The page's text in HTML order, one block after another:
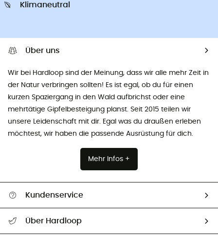
Klimaneutral
Über uns
Wir bei Hardloop sind der Meinung, dass wir alle mehr Zeit in
der Natur verbringen sollten! Es ist egal, ob du für einen
kurzen Spaziergang in den Wald aufbrichst oder eine
mehrtätige Gipfelbesteigung planst. Seit 2015 teilen wir
unsere Leidenschaft mit dir. Egal was du draußen erleben
möchtest, wir haben die passende Ausrüstung für dich.
Mehr Infos +
Kundenservice
Über Hardloop